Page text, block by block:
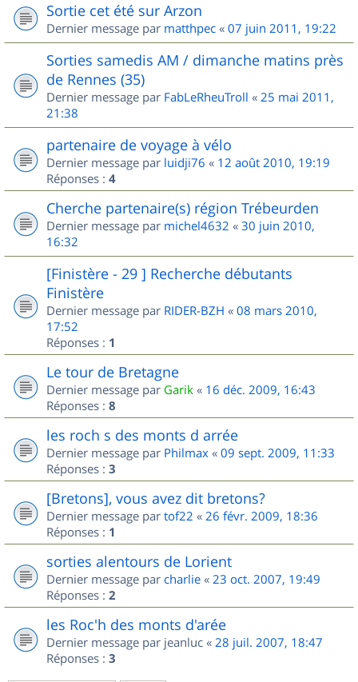
Sortie cet été sur Arzon
Dernier message par matthpec « 07 juin 2011, 19:22
Sorties samedis AM / dimanche matins près
de Rennes (35)
Dernier message par FabLeRheuTroll « 25 mai 2011,
21:38
partenaire de voyage à vélo
Dernier message par luidji76 « 12 août 2010, 19:19
Réponses : 4
Cherche partenaire(s) région Trébeurden
Dernier message par michel4632 « 30 juin 2010,
16:32
[Finistère - 29 ] Recherche débutants
Finistère
Dernier message par RIDER-BZH « 08 mars 2010,
17:52
Réponses : 1
Le tour de Bretagne
Dernier message par Garik « 16 déc. 2009, 16:43
Réponses : 8
les roch s des monts d arrée
Dernier message par Philmax « 09 sept. 2009, 11:33
Réponses : 3
[Bretons], vous avez dit bretons?
Dernier message par tof22 « 26 févr. 2009, 18:36
Réponses : 1
sorties alentours de Lorient
Dernier message par charlie « 23 oct. 2007, 19:49
Réponses : 2
les Roc'h des monts d'arée
Dernier message par jeanluc « 28 juil. 2007, 18:47
Réponses : 3